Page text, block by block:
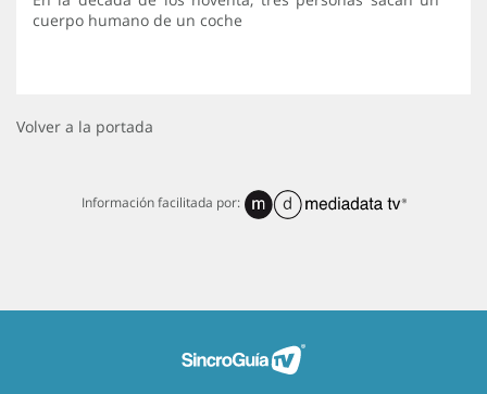
cuerpo humano de un coche
Volver a la portada
Información facilitada por: